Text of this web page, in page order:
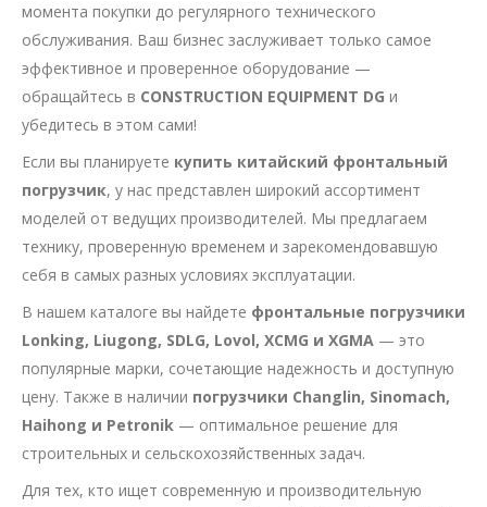
момента покупки до регулярного технического
обслуживания. Ваш бизнес заслуживает только самое
эффективное и проверенное оборудование —
обращайтесь в CONSTRUCTION EQUIPMENT DG и
убедитесь в этом сами!
Если вы планируете купить китайский фронтальный
погрузчик, у нас представлен широкий ассортимент
моделей от ведущих производителей. Мы предлагаем
технику, проверенную временем и зарекомендовавшую
себя в самых разных условиях эксплуатации.
В нашем каталоге вы найдете фронтальные погрузчики
Lonking, Liugong, SDLG, Lovol, XCMG и XGMA — это
популярные марки, сочетающие надежность и доступную
цену. Также в наличии погрузчики Changlin, Sinomach,
Haihong и Petronik — оптимальное решение для
строительных и сельскохозяйственных задач.
Для тех, кто ищет современную и производительную